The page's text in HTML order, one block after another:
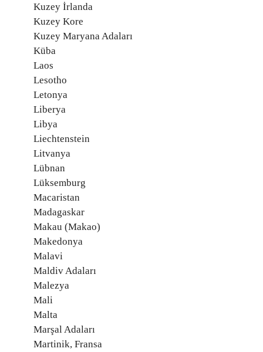
Kuzey İrlanda
Kuzey Kore
Kuzey Maryana Adaları
Küba
Laos
Lesotho
Letonya
Liberya
Libya
Liechtenstein
Litvanya
Lübnan
Lüksemburg
Macaristan
Madagaskar
Makau (Makao)
Makedonya
Malavi
Maldiv Adaları
Malezya
Mali
Malta
Marşal Adaları
Martinik, Fransa